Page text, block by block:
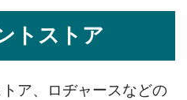
トストア
ア、ロヂャースなどの